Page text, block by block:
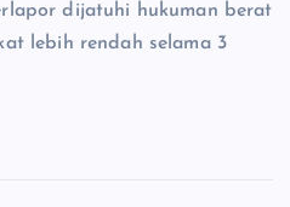
dijatuhi hukuman berat
lebih rendah selama 3